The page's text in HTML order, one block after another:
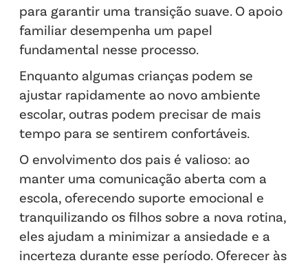
para garantir uma transição suave. O apoio
familiar desempenha um papel
fundamental nesse processo.
Enquanto algumas crianças podem se
ajustar rapidamente ao novo ambiente
escolar, outras podem precisar de mais
tempo para se sentirem confortáveis.
O envolvimento dos pais é valioso: ao
manter uma comunicação aberta com a
escola, oferecendo suporte emocional e
tranquilizando os filhos sobre a nova rotina,
eles ajudam a minimizar a ansiedade e a
incerteza durante esse período. Oferecer às